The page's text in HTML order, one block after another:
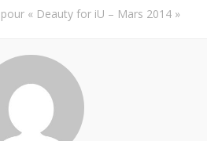
pour « Deauty for iU – Mars 2014 »